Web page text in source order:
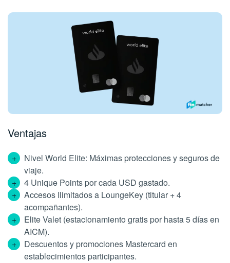
Ventajas
Nivel World Elite: Máximas protecciones y seguros de
viaje.
4 Unique Points por cada USD gastado.
Accesos Ilimitados a LoungeKey (titular + 4
acompañantes).
Elite Valet (estacionamiento gratis por hasta 5 días en
AICM).
Descuentos y promociones Mastercard en
establecimientos participantes.